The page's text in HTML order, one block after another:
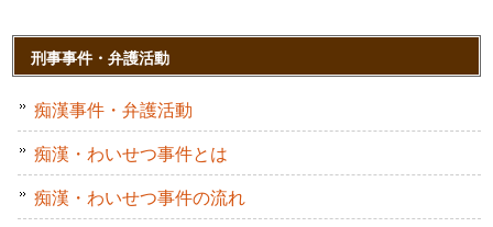
刑事事件・弁護活動
痴漢事件・弁護活動
痴漢・わいせつ事件とは
痴漢・わいせつ事件の流れ